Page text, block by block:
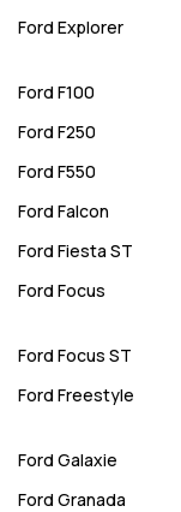
Ford Explorer
Ford F100
Ford F250
Ford F550
Ford Falcon
Ford Fiesta ST
Ford Focus
Ford Focus ST
Ford Freestyle
Ford Galaxie
Ford Granada